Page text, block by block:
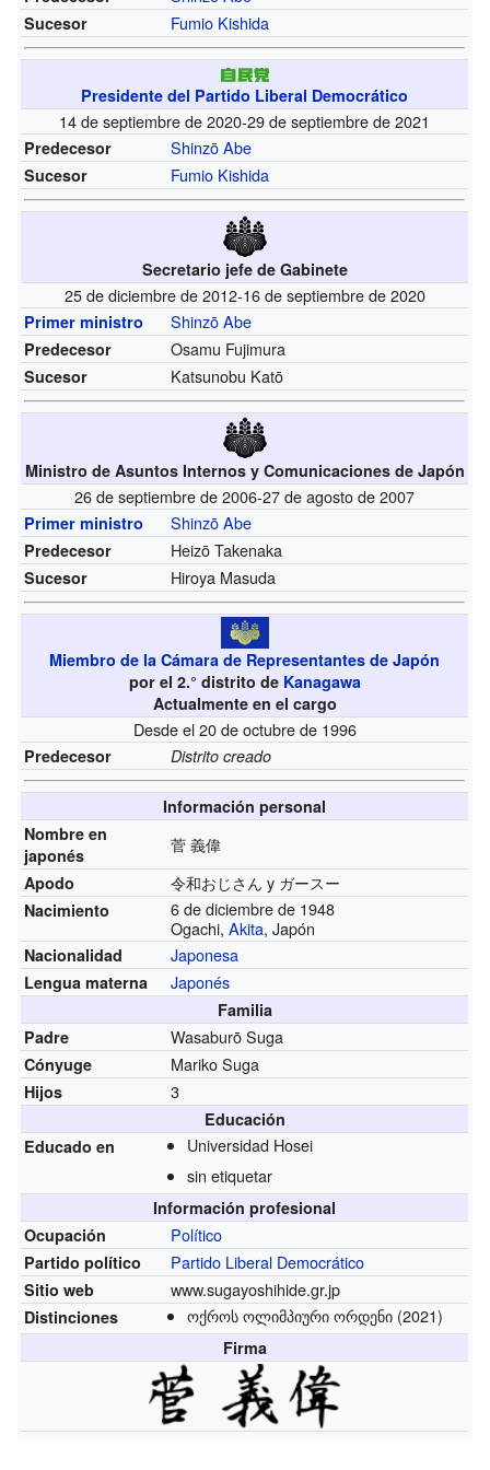
Sucesor Fumio Kishida
Presidente del Partido Liberal Democrático
14 de septiembre de 2020-29 de septiembre de 2021
Predecesor Shinzō Abe
Sucesor Fumio Kishida
Secretario jefe de Gabinete
25 de diciembre de 2012-16 de septiembre de 2020
Primer ministro Shinzō Abe
Predecesor Osamu Fujimura
Sucesor Katsunobu Katō
Ministro de Asuntos Internos y Comunicaciones de Japón
26 de septiembre de 2006-27 de agosto de 2007
Primer ministro Shinzō Abe
Predecesor Heizō Takenaka
Sucesor Hiroya Masuda
Miembro de la Cámara de Representantes de Japón
por el 2.° distrito de Kanagawa
Actualmente en el cargo
Desde el 20 de octubre de 1996
Predecesor Distrito creado
Información personal
Nombre en
japonés
菅 義偉
Apodo 令和おじさん y ガースー
Nacimiento
6 de diciembre de 1948
Ogachi,Akita, Japón
Nacionalidad Japonesa
Lengua materna Japonés
Familia
Padre
Wasaburō Suga
Cónyuge Mariko Suga
Hijos 3
Educación
Educado en
Universidad Hosei
sin etiquetar
Información profesional
Ocupación
Político
Partido político Partido Liberal Democrático
Sitio web www.sugayoshihide.gr.jp
Distinciones ოქროს ოლიმპიური ორდენი (2021)
Firma